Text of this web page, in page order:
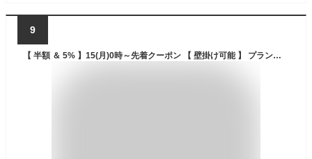
9
【 半額 ＆ 5% 】15(月)0時～先着クーポン 【 壁掛け可能 】 プランタースタンド 屋外 壁掛け プランターラック フラワースタンド 2段 折りたたみ アイアン フラワーラック ガーデンラック ガーデニングラック 園芸ラック 鉢スタンド プランター台 鉢置き おしゃれ 花台 室内